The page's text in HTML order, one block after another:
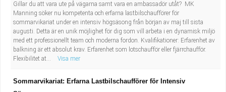
Gillar du att vara ute på vägarna samt vara en ambassadör utåt? MK
Manning söker nu kompetenta och erfarna lastbilschaufförer för
sommarvikariat under en intensiv högsäsong från början av maj till sista
augusti. Detta är en unik möjlighet för dig som vill arbeta i en dynamisk miljö
med ett professionellt team och moderna fordon. Kvalifikationer: Erfarenhet av
balkning är ett absolut krav. Erfarenhet som lotschaufför eller fjärrchaufför.
Flexibilitet at...
Visa mer
Sommarvikariat: Erfarna Lastbilschaufförer för Intensiv